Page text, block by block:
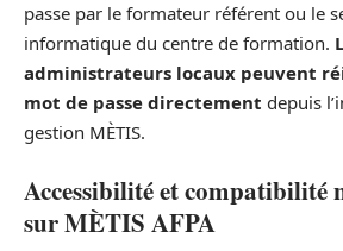
passe par le formateur référent ou le
informatique du centre de formation.
administrateurs locaux peuvent
mot de passe directement depuis
gestion MÈTIS.
Accessibilité et compatibilité
sur MÈTIS AFPA